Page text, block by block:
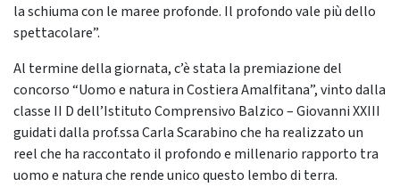
la schiuma con le maree profonde. Il profondo vale più dello
spettacolare”.
Al termine della giornata, c’è stata la premiazione del
concorso “Uomo e natura in Costiera Amalfitana”, vinto dalla
classe II D dell’Istituto Comprensivo Balzico – Giovanni XXIII
guidati dalla prof.ssa Carla Scarabino che ha realizzato un
reel che ha raccontato il profondo e millenario rapporto tra
uomo e natura che rende unico questo lembo di terra.